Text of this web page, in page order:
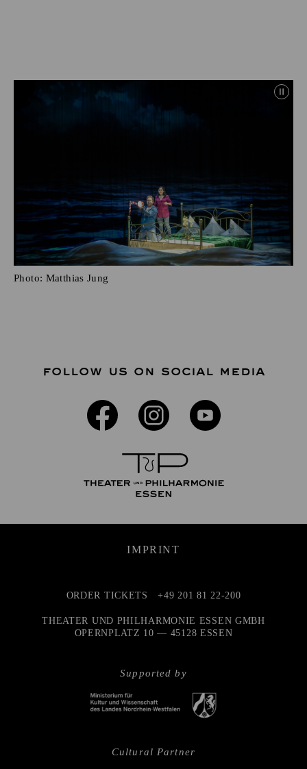
Photo: Matthias Jung
FOLLOW US ON SOCIAL MEDIA
IMPRINT
Supported by
ORDER TICKETS +49 201 81 22-200
THEATER UND PHILHARMONIE ESSEN GMBH
OPERNPLATZ 10 — 45128 ESSEN
Cultural Partner